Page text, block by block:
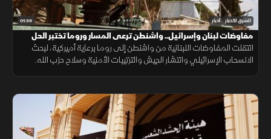
01:39 الشرق للأخبار أخبار
مفاوضات لبنان وإسرائيل.. واشنطن ترعى المسار وروما تختبر الحل
انتقلت المفاوضات اللبنانية من واشنطن إلى روما برعاية أميركية، لبحث
الانسحاب الإسرائيلي وانتشار الجيش والترتيبات الأمنية وسلاح حزب الله.